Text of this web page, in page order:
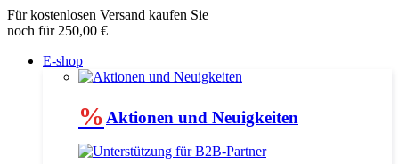
Für kostenlosen Versand kaufen Sie
noch für 250,00 €
E-shop
% Aktionen und Neuigkeiten